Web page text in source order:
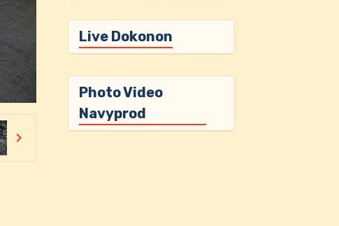
Live Dokonon
Photo Video
Navyprod